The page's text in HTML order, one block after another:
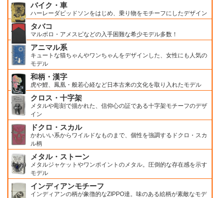
バイク・車
ハーレーダビッドソンをはじめ、乗り物をモチーフにしたデザイン
タバコ
マルボロ・アメスピなどの入手困難な希少モデル多数！
アニマル系
キュートな猫ちゃんやワンちゃんをデザインした、女性にも人気の
モデル
和柄・漢字
虎や鯉、鳳凰・般若心経など日本古来の文化を取り入れたモデル
クロス・十字架
メタルや彫刻で描かれた、信仰心の証である十字架モチーフのデザ
イン
ドクロ・スカル
かわいい系からワイルドなものまで、個性を強調するドクロ・スカ
ル柄
メタル・ストーン
メタルジャケットやワンポイントのメタル。圧倒的な存在感を示す
モデル
インディアンモチーフ
インディアンの柄が象徴的なZIPPO達。味のある絵柄が素敵なモデ